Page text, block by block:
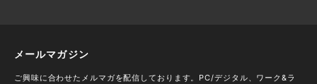
メールマガジン
ご興味に合わせたメルマガを配信しております。PC/デジタル、ワーク&ラ